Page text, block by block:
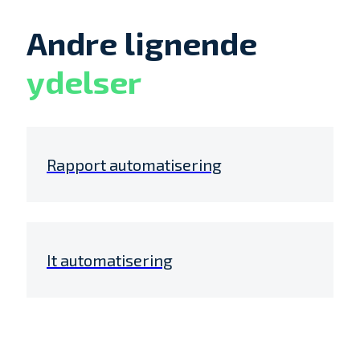
Andre lignende
ydelser
Rapport automatisering
It automatisering